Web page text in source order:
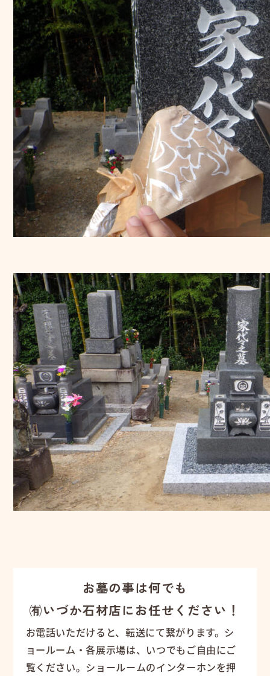
お墓の事は何でも
㈲いづか石材店にお任せください！
お電話いただけると、転送にて繋がります。シ
ョールーム・各展示場は、いつでもご自由にご
覧ください。ショールームのインターホンを押